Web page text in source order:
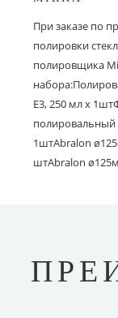
При заказе по
полировки
полировщика
E3, 250 мл х
полировальный
1штAbralon
штAbralon